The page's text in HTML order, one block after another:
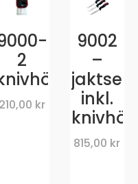
2
210,00 kr
9002
–
jaktset
inkl.
815,00 kr